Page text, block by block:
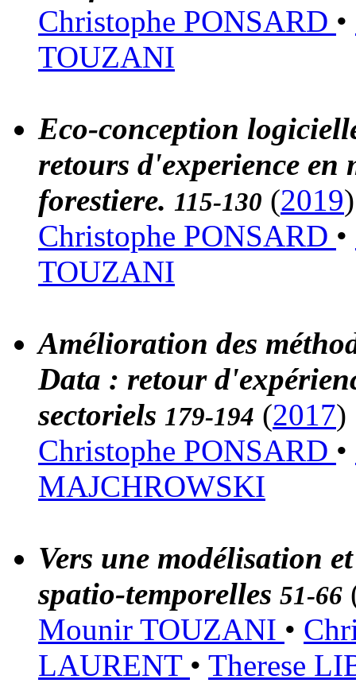
Christophe PONSARD •
TOUZANI
Eco-conception
retours d'experience en
forestiere. 115-130 (2019)
Christophe PONSARD •
TOUZANI
Amélioration des
Data : retour
sectoriels 179-194 (2017)
Christophe PONSARD •
MAJCHROWSKI
Vers une modélisation
spatio-temporelles 51-66
Mounir TOUZANI •
LAURENT • Therese